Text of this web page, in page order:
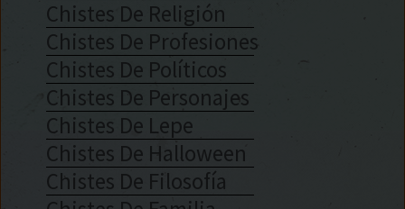
Chistes De Religión
Chistes De Profesiones
Chistes De Políticos
Chistes De Personajes
Chistes De Lepe
Chistes De Halloween
Chistes De Filosofía